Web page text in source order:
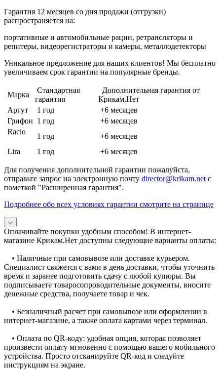
Гарантия 12 месяцев со дня продажи (отгрузки)
распространяется на:
портативные и автомобильные рации, ретрансляторы и
репитеры, видеорегистраторы и камеры, металлодетекторы
Уникальное предложение для наших клиентов! Мы бесплатно
увеличиваем срок гарантии на популярные бренды.
Марка
Стандартная
гарантия
Дополнительная гарантия от
Крикам.Нет
Аргут
1 год
+6 месяцев
Грифон 1 год
+6 месяцев
Racio
1 год
+6 месяцев
Lira
1 год +6 месяцев
Для получения дополнительной гарантии пожалуйста,
отправьте запрос на электронную почту director@krikam.net с
пометкой "Расширенная гарантия".
Подробнее обо всех условиях гарантии смотрите на странице
Оплачивайте покупки удобным способом! В интернет-
магазине Крикам.Нет доступны следующие варианты оплаты:
• Наличные при самовывозе или доставке курьером.
Специалист свяжется с вами в день доставки, чтобы уточнить
время и заранее подготовить сдачу с любой купюры. Вы
подписываете товаросопроводительные документы, вносите
денежные средства, получаете товар и чек.
• Безналичный расчет при самовывозе или оформлении в
интернет-магазине, а также оплата картами через терминал.
• Оплата по QR-коду: удобная опция, которая позволяет
произвести оплату мгновенно с помощью вашего мобильного
устройства. Просто отсканируйте QR-код и следуйте
инструкциям на экране.